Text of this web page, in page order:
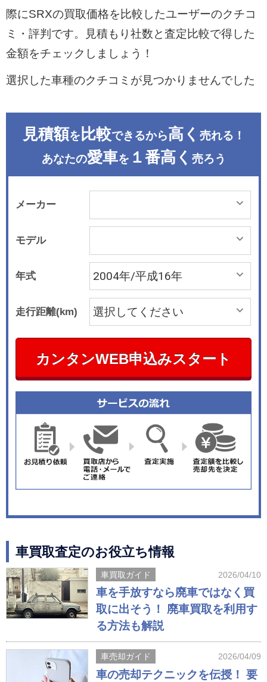
際にSRXの買取価格を比較したユーザーのクチコ
ミ・評判です。見積もり社数と査定比較で得した
金額をチェックしましょう！
選択した車種のクチコミが見つかりませんでした
見積額を 比較できるから高く 売れる！
あなたの愛車を １番高く 売ろう
メーカー
モデル
年式
走行距離(km)
カンタンWEB申込みスタート
車買取査定のお役立ち情報
車買取ガイド 2026/04/10
車を手放すなら廃車ではなく買
取に出そう！ 廃車買取を利用す
る方法も解説
車売却ガイド 2026/04/09
車の売却テクニックを伝授！ 要